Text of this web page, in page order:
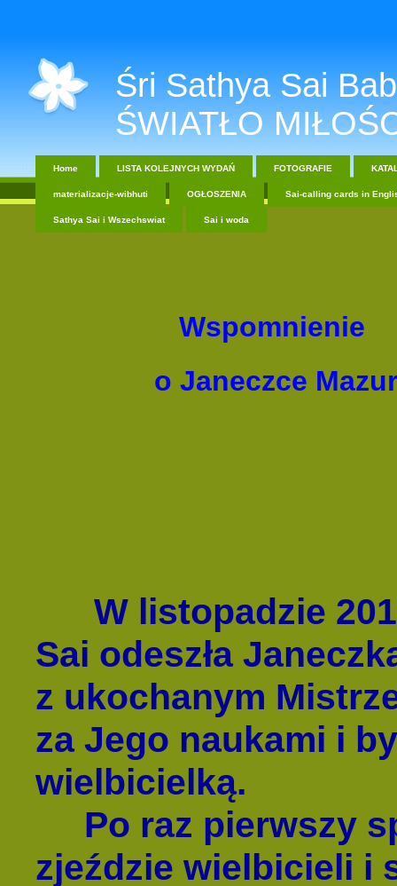
Śri Sathya Sai
ŚWIATŁO
Home LISTA KOLEJNYCH WYDAŃ FOTOGRAFIE
materializacje-wibhuti OGŁOSZENIA Sai-calling cards in
Sathya Sai i Wszechswiat Sai i woda
Wspomnienie
o Janeczce Mazur
W listopadzie
Sai odeszła
z ukochanym
za Jego naukami i
wielbicielką.
Po raz pierwszy
zjeździe wielbicieli i